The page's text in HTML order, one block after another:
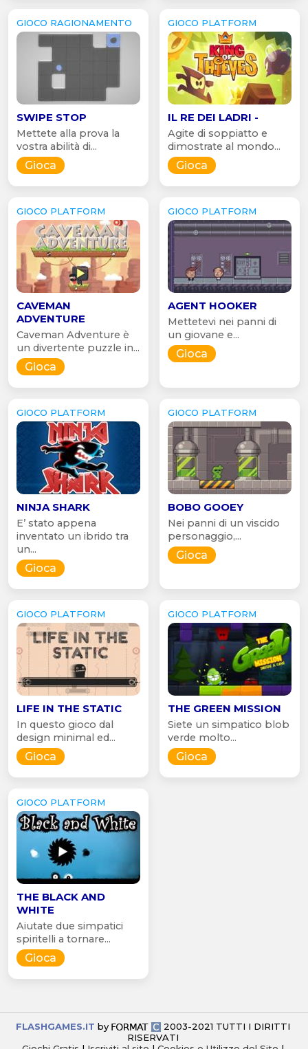
GIOCO RAGIONAMENTO
SWIPE STOP
Mettete alla prova la
vostra abilità di...
Gioca
GIOCO PLATFORM
IL RE DEI LADRI -
Agite di soppiatto e
dimostrate al mondo...
Gioca
GIOCO PLATFORM
CAVEMAN
ADVENTURE
Caveman Adventure è
un divertente puzzle in...
Gioca
GIOCO PLATFORM
AGENT HOOKER
Mettetevi nei panni di
un giovane e...
Gioca
GIOCO PLATFORM
NINJA SHARK
E’ stato appena
inventato un ibrido tra
un...
Gioca
GIOCO PLATFORM
BOBO GOOEY
Nei panni di un viscido
personaggio,...
Gioca
GIOCO PLATFORM
LIFE IN THE STATIC
In questo gioco dal
design minimal ed...
Gioca
GIOCO PLATFORM
THE GREEN MISSION
Siete un simpatico blob
verde molto...
Gioca
GIOCO PLATFORM
THE BLACK AND
WHITE
Aiutate due simpatici
spiritelli a tornare...
Gioca
FLASHGAMES.IT by
2003-2021 TUTTI I DIRITTI
RISERVATI